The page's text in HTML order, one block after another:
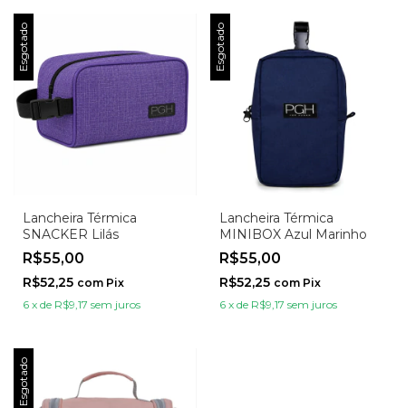
Esgotado
Lancheira Térmica
SNACKER Lilás
R$55,00
R$52,25 com Pix
6 x de R$9,17 sem juros
Esgotado
Lancheira Térmica
MINIBOX Azul Marinho
R$55,00
R$52,25 com Pix
6 x de R$9,17 sem juros
Esgotado